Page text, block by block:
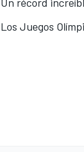
Un récord
Los Juegos